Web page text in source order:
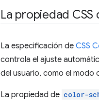
La propiedad
La especificación de CSS
controla el ajuste
del usuario, como el modo
La propiedad de color-